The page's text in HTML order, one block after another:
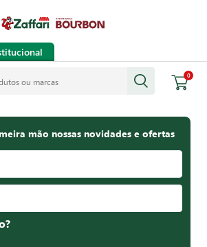
0
mão nossas novidades e ofertas